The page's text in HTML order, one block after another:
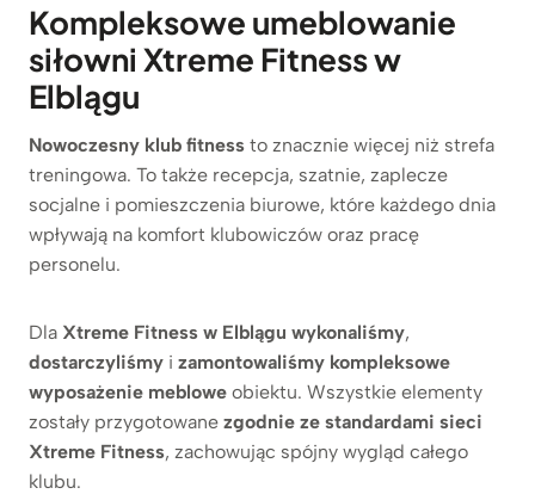
Kompleksowe umeblowanie
siłowni Xtreme Fitness w
Elblągu
Nowoczesny klub fitness to znacznie więcej niż strefa
treningowa. To także recepcja, szatnie, zaplecze
socjalne i pomieszczenia biurowe, które każdego dnia
wpływają na komfort klubowiczów oraz pracę
personelu.
Dla Xtreme Fitness w Elblągu wykonaliśmy,
dostarczyliśmy i zamontowaliśmy kompleksowe
wyposażenie meblowe obiektu. Wszystkie elementy
zostały przygotowane zgodnie ze standardami sieci
Xtreme Fitness, zachowując spójny wygląd całego
klubu.